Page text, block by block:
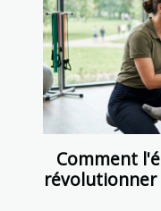
Comment
révolutionner